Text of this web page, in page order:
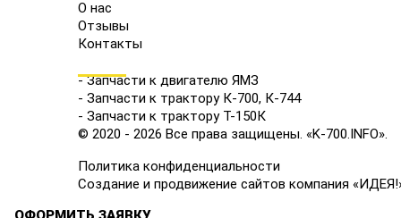
О нас
Отзывы
Контакты
- Запчасти к двигателю ЯМЗ
- Запчасти к трактору К-700, К-744
- Запчасти к трактору Т-150К
© 2020 - 2026 Все права защищены. «K-700.INFO».
Политика конфиденциальности
Создание и продвижение сайтов компания